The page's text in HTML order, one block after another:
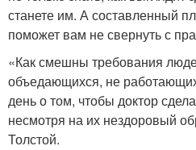
станете им. А составленный
поможет вам не свернуть с
«Как смешны требования
объедающихся, не
день о том, чтобы доктор
несмотря на их нездоровый
Толстой.